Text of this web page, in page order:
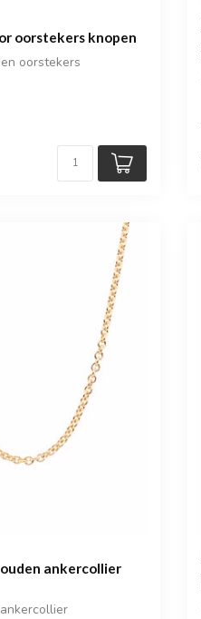
oorstekers knopen
oorstekers
ankercollier